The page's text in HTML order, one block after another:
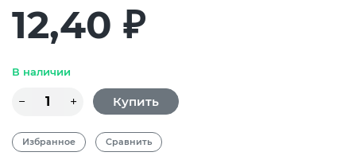
12,40 ₽
В наличии
Избранное Сравнить